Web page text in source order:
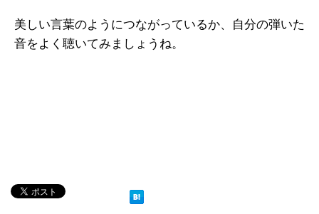
美しい言葉のようにつながっているか、自分の弾いた
音をよく聴いてみましょうね。